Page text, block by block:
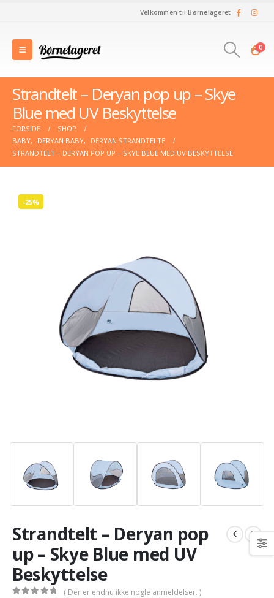
Velkommen til Børnelageret
0
Strandtelt – Deryan pop up – Skye
Blue med UV Beskyttelse
FORSIDE
SHOP
BABY, DERYAN BABY,
DERYAN STRANDTELTE
STRANDTELT – DERYAN POP UP – SKYE BLUE MED UV BESKYTTELSE
-25%
Strandtelt – Deryan pop
up – Skye Blue med UV
Beskyttelse
( Der er endnu ikke nogle anmeldelser. )